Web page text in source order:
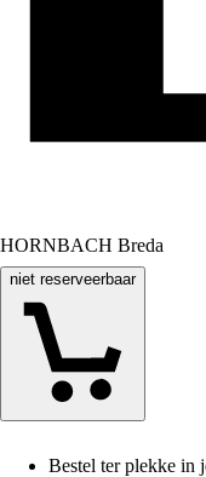
HORNBACH Breda
niet reserveerbaar
Bestel ter plekke in